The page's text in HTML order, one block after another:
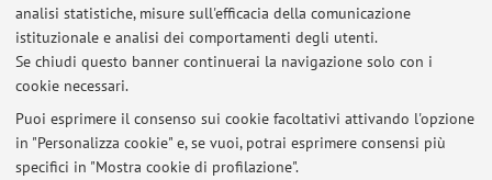
analisi statistiche, misure sull'efficacia della comunicazione
istituzionale e analisi dei comportamenti degli utenti.
Se chiudi questo banner continuerai la navigazione solo con i
cookie necessari.
Puoi esprimere il consenso sui cookie facoltativi attivando l'opzione
in "Personalizza cookie" e, se vuoi, potrai esprimere consensi più
specifici in "Mostra cookie di profilazione".
interessi sono legati alla comunicazione interculturale, alla
traduzione come strategia di apprendimento linguistico, e
alla pratica deltranslanguaging.
Ultimi avvisi